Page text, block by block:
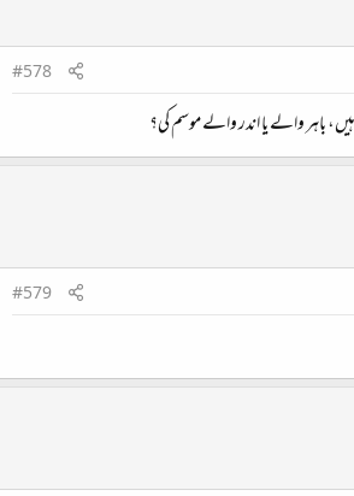
#578
باہر والے یا اندر والے موسم کی؟
#579